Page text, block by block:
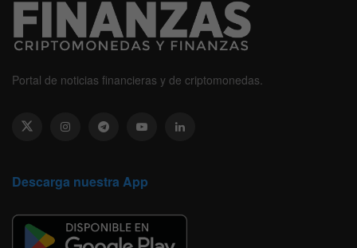
Portal de noticias financieras y de criptomonedas.
Descarga nuestra App